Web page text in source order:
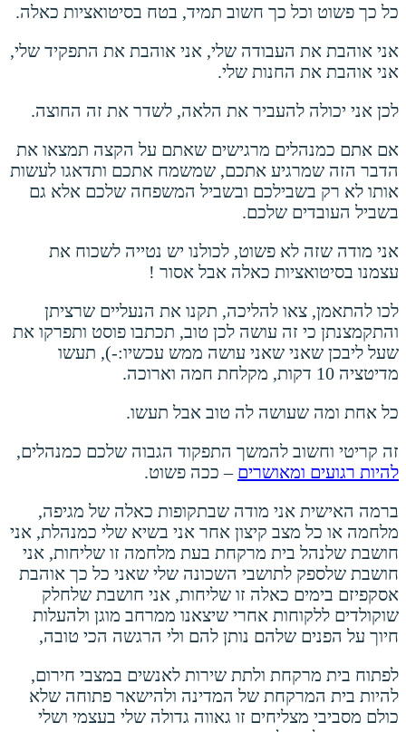
כל כך פשוט וכל כך חשוב תמיד, בטח בסיטואציות כאלה.
אני אוהבת את העבודה שלי, אני אוהבת את התפקיד שלי,
אני אוהבת את החנות שלי.
לכן אני יכולה להעביר את הלאה, לשדר את זה החוצה.
אם אתם כמנהלים מרגישים שאתם על הקצה תמצאו את
הדבר הזה שמרגיע אתכם, שמשמח אתכם ותדאגו לעשות
אותו לא רק בשבילכם ובשביל המשפחה שלכם אלא גם
בשביל העובדים שלכם.
אני מודה שזה לא פשוט, לכולנו יש נטייה לשכוח את
עצמנו בסיטואציות כאלה אבל אסור !
לכו להתאמן, צאו להליכה, תקנו את הנעליים שרציתן
והתקמצנתן כי זה עושה לכן טוב, תכתבו פוסט ותפרקו את
שעל ליבכן שאני שאני עושה ממש עכשיו:-), תעשו
מדיטציה 10 דקות, מקלחת חמה וארוכה.
כל אחת ומה שעושה לה טוב אבל תעשו.
זה קריטי וחשוב להמשך התפקוד הגבוה שלכם כמנהלים,
להיות רגועים ומאושרים – ככה פשוט.
ברמה האישית אני מודה שבתקופות כאלה של מגיפה,
מלחמה או כל מצב קיצון אחר אני בשיא שלי כמנהלת, אני
חושבת שלנהל בית מרקחת בעת מלחמה זו שליחות, אני
חושבת שלספק לתושבי השכונה שלי שאני כל כך אוהבת
אסקפיזם בימים כאלה זו שליחות, אני חושבת שלחלק
שוקולדים ללקוחות אחרי שיצאנו ממרחב מוגן ולהעלות
חיוך על הפנים שלהם נותן להם ולי הרגשה הכי טובה,
לפתוח בית מרקחת ולתת שירות לאנשים במצבי חירום,
להיות בית המרקחת של המדינה ולהישאר פתוחה שלא
כולם מסביבי מצליחים זו גאווה גדולה שלי בעצמי ושלי